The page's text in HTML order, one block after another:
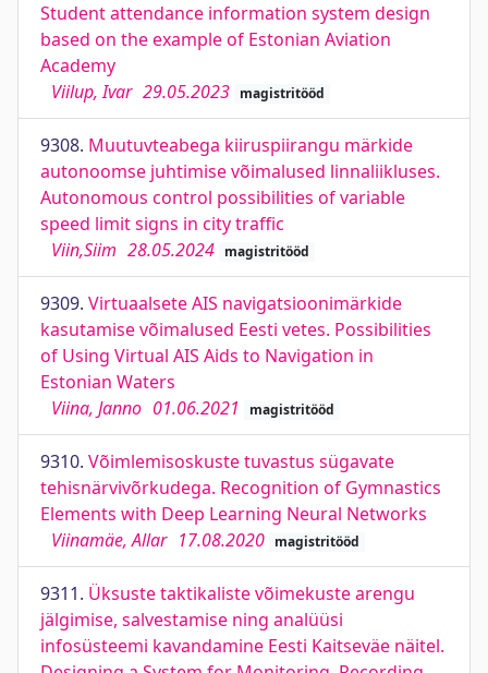
Student attendance information system design
based on the example of Estonian Aviation
Academy
Viilup, Ivar 29.05.2023 magistritööd
9308. Muutuvteabega kiiruspiirangu märkide
autonoomse juhtimise võimalused linnaliikluses.
Autonomous control possibilities of variable
speed limit signs in city traffic
Viin,Siim 28.05.2024 magistritööd
9309. Virtuaalsete AIS navigatsioonimärkide
kasutamise võimalused Eesti vetes. Possibilities
of Using Virtual AIS Aids to Navigation in
Estonian Waters
Viina, Janno 01.06.2021 magistritööd
9310. Võimlemisoskuste tuvastus sügavate
tehisnärvivõrkudega. Recognition of Gymnastics
Elements with Deep Learning Neural Networks
Viinamäe, Allar 17.08.2020 magistritööd
9311. Üksuste taktikaliste võimekuste arengu
jälgimise, salvestamise ning analüüsi
infosüsteemi kavandamine Eesti Kaitseväe näitel.